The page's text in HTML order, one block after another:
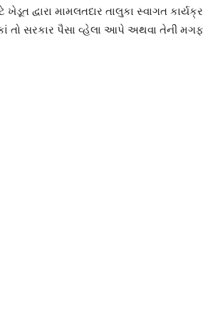
દ્વારા મામલતદાર તાલુકા સ્વાગત
તો સરકાર પૈસા વ્હેલા આપે અથવા તેની